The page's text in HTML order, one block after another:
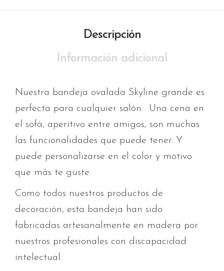
Descripción
Información adicional
Nuestra bandeja ovalada Skyline grande es
perfecta para cualquier salón. Una cena en
el sofá, aperitivo entre amigos, son muchas
las funcionalidades que puede tener. Y
puede personalizarse en el color y motivo
que más te guste.
Como todos nuestros productos de
decoración, esta bandeja han sido
fabricadas artesanalmente en madera por
nuestros profesionales con discapacidad
intelectual.